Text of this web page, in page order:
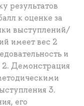
результатов
к оценке за
выступлений/
имеет вес 2
и
2. Демонстрация
3.
его